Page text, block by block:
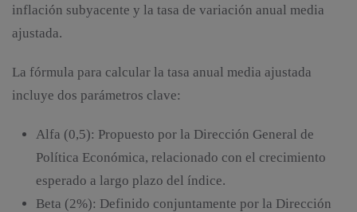
inflación subyacente y la tasa de variación anual media
ajustada.
La fórmula para calcular la tasa anual media ajustada
incluye dos parámetros clave:
Alfa (0,5): Propuesto por la Dirección General de
Política Económica, relacionado con el crecimiento
esperado a largo plazo del índice.
Beta (2%): Definido conjuntamente por la Dirección